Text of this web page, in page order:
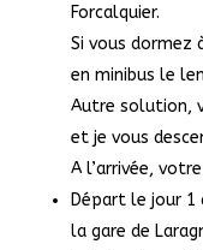
Forcalquier.
Si vous dormez
en minibus le
Autre solution,
et je vous
A l’arrivée,
Départ le jour 1
la gare de